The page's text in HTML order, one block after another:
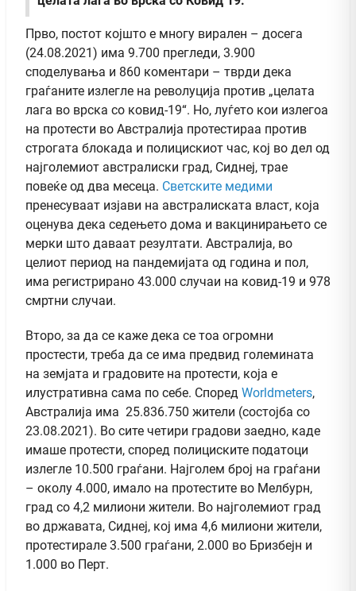
Прво, постот којшто е многу вирален – досега
(24.08.2021) има 9.700 прегледи, 3.900
споделувања и 860 коментари – тврди дека
граѓаните излегле на револуција против „целата
лага во врска со ковид-19“. Но, луѓето кои излегоа
на протести во Австралија протестираа против
строгата блокада и полицискиот час, кој во дел од
најголемиот австралиски град, Сиднеј, трае
повеќе од два месеца. Светските медими
пренесуваат изјави на австралиската власт, која
оценува дека седењето дома и вакцинирањето се
мерки што даваат резултати. Австралија, во
целиот период на пандемијата од година и пол,
има регистрирано 43.000 случаи на ковид-19 и 978
смртни случаи.
Второ, за да се каже дека се тоа огромни
простести, треба да се има предвид големината
на земјата и градовите на протести, која е
илустративна сама по себе. Според Worldmeters,
Австралија има 25.836.750 жители (состојба со
23.08.2021). Во сите четири градови заедно, каде
имаше протести, според полициските податоци
излегле 10.500 граѓани. Најголем број на граѓани
– околу 4.000, имало на протестите во Мелбурн,
град со 4,2 милиони жители. Во најголемиот град
во државата, Сиднеј, кој има 4,6 милиони жители,
протестирале 3.500 граѓани, 2.000 во Бризбејн и
1.000 во Перт.